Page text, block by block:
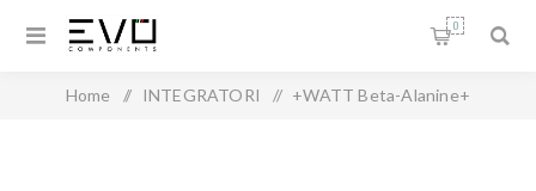
0
Home / INTEGRATORI / +WATT Beta-Alanine+